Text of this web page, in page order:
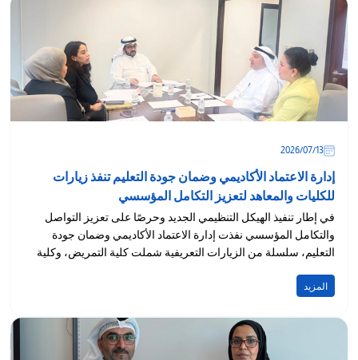
13‏/07‏/2026
إدارة الاعتماد الأكاديمي وضمان جودة التعليم تنفذ زيارات
للكليات والمعاهد لتعزيز التكامل المؤسسي
في إطار تنفيذ الهيكل التنظيمي الجديد وحرصًا على تعزيز التواصل
والتكامل المؤسسي نفذت إدارة الاعتماد الأكاديمي وضمان جودة
التعليم، سلسلة من الزيارات التعريفية شملت كلية التمريض، وكلية
المزيد